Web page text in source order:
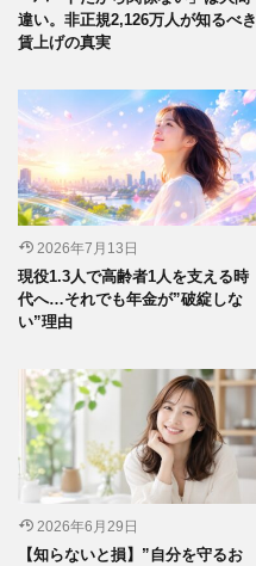
違い。非正規2,126万人が知るべき
賃上げの真実
2026年7月13日
現役1.3人で高齢者1人を支える時
代へ…それでも年金が”破綻しな
い”理由
2026年6月29日
【知らないと損】”自分を守るお